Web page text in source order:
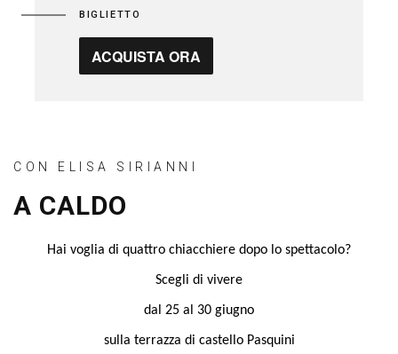
BIGLIETTO
ACQUISTA ORA
CON ELISA SIRIANNI
A CALDO
Hai voglia di quattro chiacchiere dopo lo spettacolo?
Scegli di vivere
dal 25 al 30 giugno
sulla terrazza di castello Pasquini